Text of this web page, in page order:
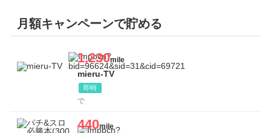
月額キャンペーンで貯める
mieru-TV
即時
で
1,230mile
440mile